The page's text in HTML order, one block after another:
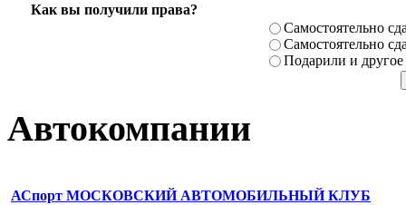
Как вы получили права?
Самостоя­тельно
Самостоя­тельно
Подарили­ и другое
Автокомпании
АСпорт МОСКОВСКИЙ АВТОМОБИЛЬНЫЙ КЛУБ